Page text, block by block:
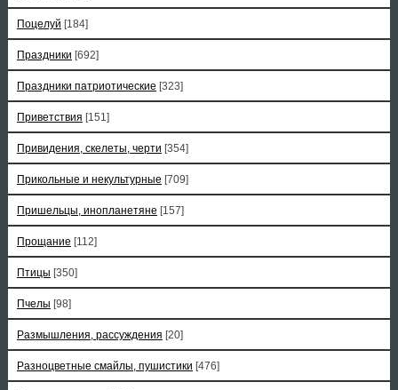
Поцелуй [184]
Праздники [692]
Праздники патриотические [323]
Приветствия [151]
Привидения, скелеты, черти [354]
Прикольные и некультурные [709]
Пришельцы, инопланетяне [157]
Прощание [112]
Птицы [350]
Пчелы [98]
Размышления, рассуждения [20]
Разноцветные смайлы, пушистики [476]